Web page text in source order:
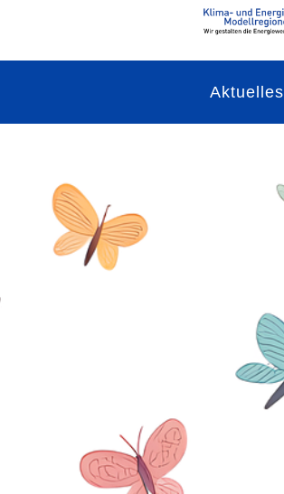
Aktuelles